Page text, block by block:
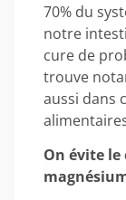
70% du
notre
cure de
trouve
aussi dans
On évite le